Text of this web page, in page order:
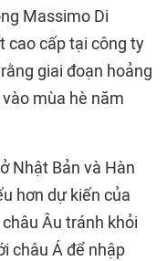
Massimo Di
cao cấp tại công ty
giai đoạn hoảng
mùa hè năm
Nhật Bản và Hàn
hơn dự kiến của
Âu tránh khỏi
châu Á để nhập